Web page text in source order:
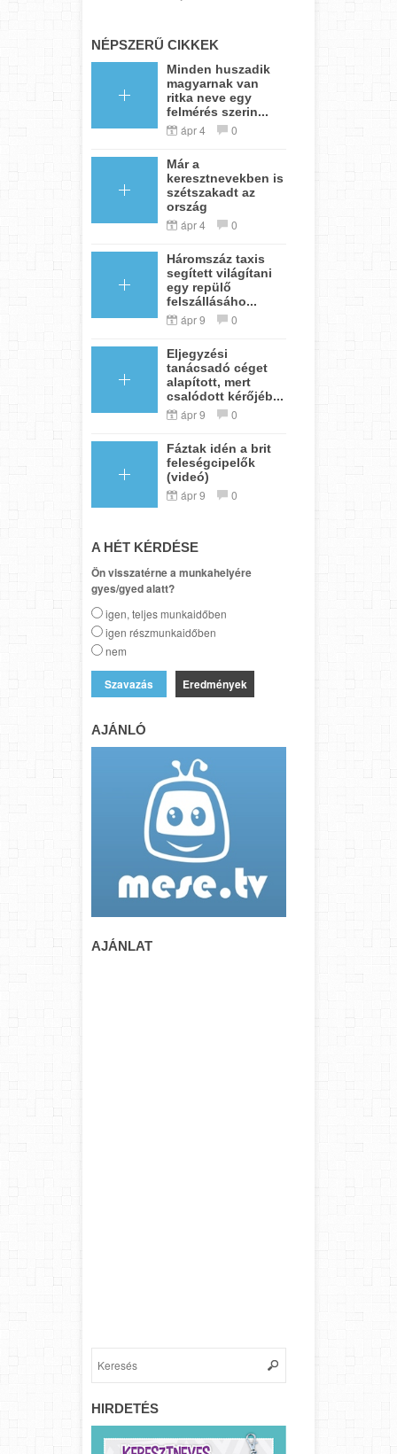
NÉPSZERŰ CIKKEK
Minden huszadik
magyarnak van
ritka neve egy
felmérés szerin...
ápr 4 0
Már a
keresztnevekben is
szétszakadt az
ország
ápr 4 0
Háromszáz taxis
segített világítani
egy repülő
felszállásáho...
ápr 9 0
Eljegyzési
tanácsadó céget
alapított, mert
csalódott kérőjéb...
ápr 9 0
Fáztak idén a brit
feleségcipelők
(videó)
ápr 9 0
A HÉT KÉRDÉSE
Ön visszatérne a munkahelyére
gyes/gyed alatt?
igen, teljes munkaidőben
igen részmunkaidőben
nem
Eredmények
AJÁNLÓ
AJÁNLAT
HIRDETÉS